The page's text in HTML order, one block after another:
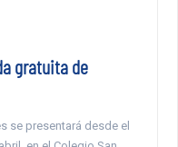
gratuita de
se presentará desde el